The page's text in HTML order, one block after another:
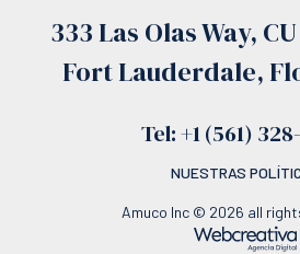
333 Las Olas Way,
Fort Lauderdale,
Tel: +1 (561)
NUESTRAS
Amuco Inc © 2026 all